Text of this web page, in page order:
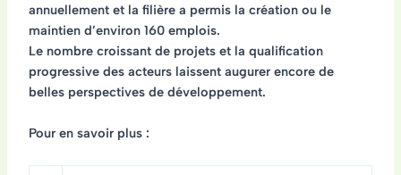
annuellementet la filière a permis la création ou le
maintien d’environ 160 emplois.
Le nombre croissant de projets et la qualification
progressive des acteurs laissent augurer encore de
belles perspectives de développement.
Pour en savoir plus :